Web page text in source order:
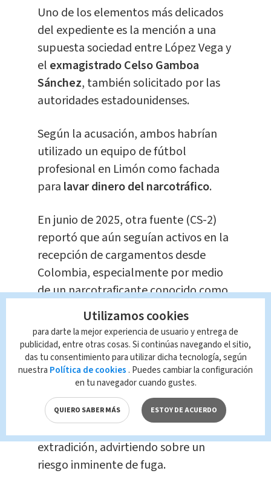
Uno de los elementos más delicados
del expediente es la mención a una
supuesta sociedad entre López Vega y
el exmagistrado Celso Gamboa
Sánchez, también solicitado por las
autoridades estadounidenses.
Según la acusación, ambos habrían
utilizado un equipo de fútbol
profesional en Limón como fachada
para lavar dinero del narcotráfico.
En junio de 2025, otra fuente (CS-2)
reportó que aún seguían activos en la
recepción de cargamentos desde
Colombia, especialmente por medio
de un narcotraficante conocido como
Orden de captura y
extradición
La Embajada de Estados Unidos en
Costa Rica ya presentó una solicitud
extradición, advirtiendo sobre un
riesgo inminente de fuga.
Utilizamos cookies
para darte la mejor experiencia de usuario y entrega de
publicidad, entre otras cosas. Si continúas navegando el sitio,
das tu consentimiento para utilizar dicha tecnología, según
nuestra Política de cookies . Puedes cambiar la configuración
en tu navegador cuando gustes.
QUIERO SABER MÁS ESTOY DE ACUERDO